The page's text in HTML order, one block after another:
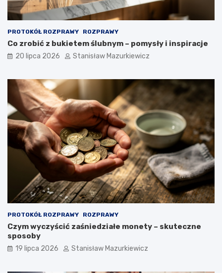
PROTOKÓŁ ROZPRAWY ROZPRAWY
Co zrobić z bukietem ślubnym – pomysły i inspiracje
20 lipca 2026 Stanisław Mazurkiewicz
PROTOKÓŁ ROZPRAWY ROZPRAWY
Czym wyczyścić zaśniedziałe monety – skuteczne
sposoby
19 lipca 2026 Stanisław Mazurkiewicz